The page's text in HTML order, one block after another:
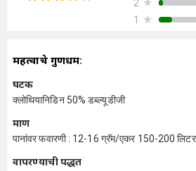
2
1
★
महत्वाचे गुणधर्म:
घटक
क्लोथियानिडिन 50% डब्ल्यूडीजी
प्रमाण
पानांवर फवारणी : 12-16 ग्रॅम/एकर 150-200 लिटर
वापरण्याची पद्धत